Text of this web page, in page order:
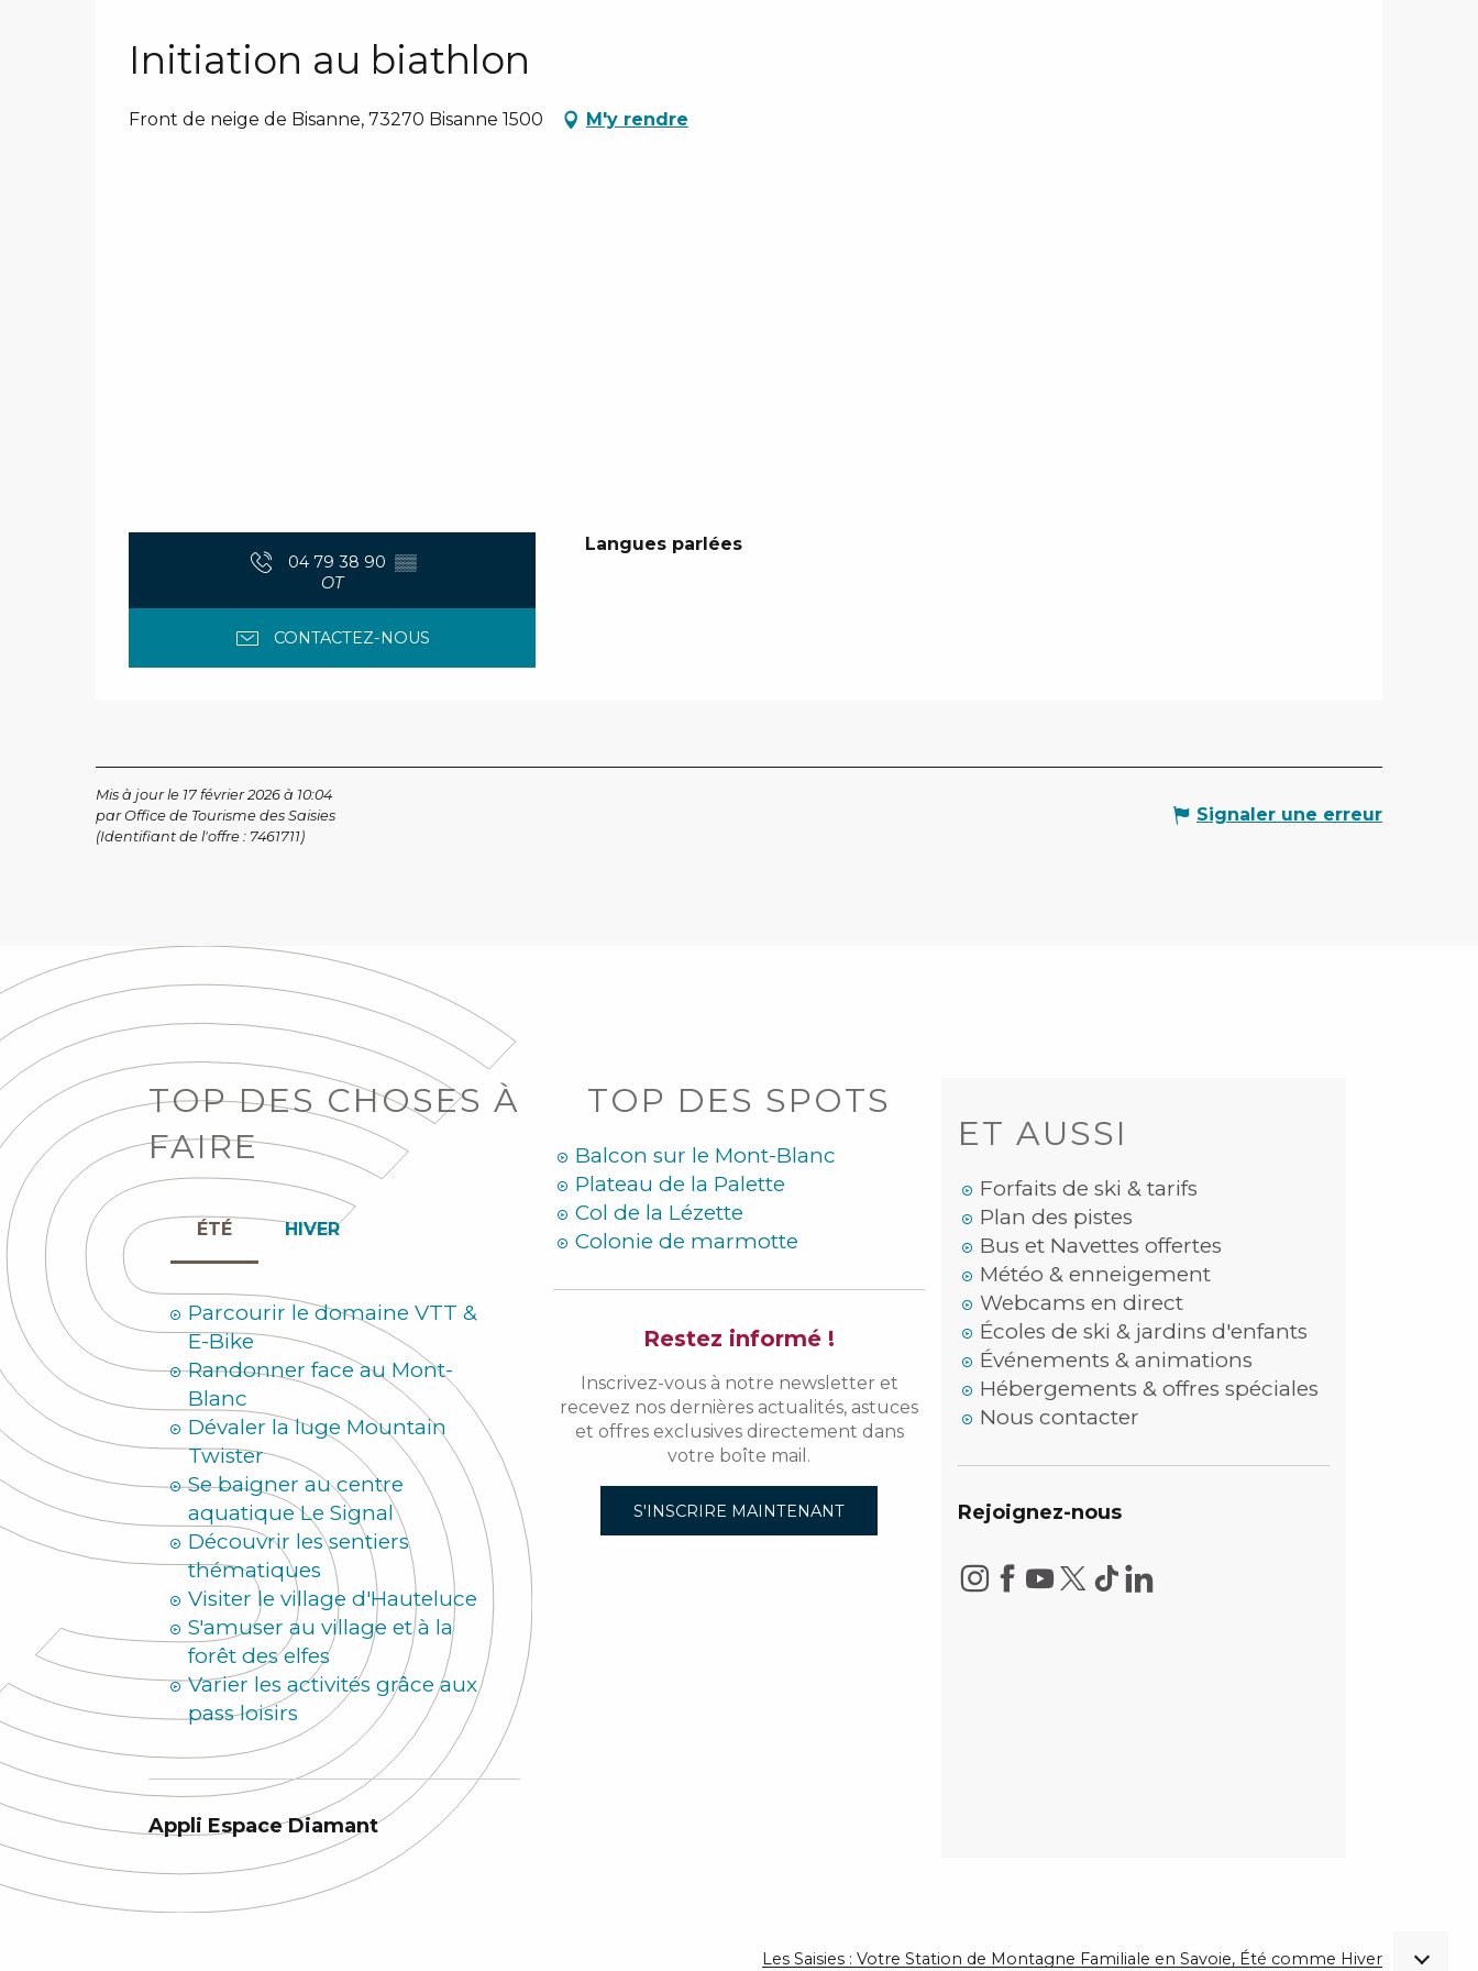
Initiation au biathlon
Front de neige de Bisanne, 73270 Bisanne 1500 M'y rendre
04 79 38 90 ▒▒
OT
CONTACTEZ-NOUS
Langues parlées
Langues parlées
Mis à jour le 17 février 2026 à 10:04
par Office de Tourisme des Saisies
(Identifiant de l'offre : 7461711)
Signaler une erreur
TOP DES CHOSES À
FAIRE
HIVER
ÉTÉ
Parcourir le domaine VTT &
E-Bike
Randonner face au Mont-
Blanc
Dévaler la luge Mountain
Twister
Se baigner au centre
aquatique Le Signal
Découvrir les sentiers
thématiques
Visiter le village d'Hauteluce
S'amuser au village et à la
forêt des elfes
Varier les activités grâce aux
pass loisirs
Appli Espace Diamant
TOP DES SPOTS
Balcon sur le Mont-Blanc
Plateau de la Palette
Col de la Lézette
Colonie de marmotte
Restez informé !
Inscrivez-vous à notre newsletter et
recevez nos dernières actualités, astuces
et offres exclusives directement dans
votre boîte mail.
S'INSCRIRE MAINTENANT
ET AUSSI
Forfaits de ski & tarifs
Plan des pistes
Bus et Navettes offertes
Météo & enneigement
Webcams en direct
Écoles de ski & jardins d'enfants
Événements & animations
Hébergements & offres spéciales
Nous contacter
Rejoignez-nous
Les Saisies : Votre Station de Montagne Familiale en Savoie, Été comme Hiver